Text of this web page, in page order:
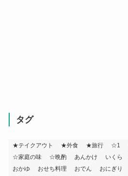
タグ
★テイクアウト ★外食 ★旅行 ☆1
☆家庭の味
☆晩酌 あんかけ いくら
おかゆ
おせち料理 おでん おにぎり